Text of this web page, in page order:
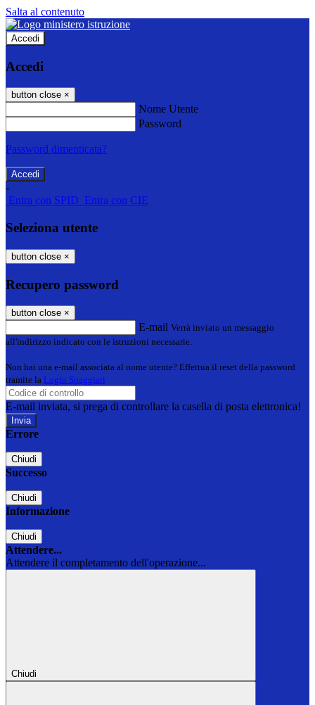
Salta al contenuto
Accedi
Accedi
button close ×
Nome Utente
Password
Password dimenticata?
-
Entra con SPID Entra con CIE
Seleziona utente
button close ×
Recupero password
button close ×
E-mail Verrà inviato un messaggio
all'indirizzo indicato con le istruzioni necessarie.
Non hai una e-mail associata al nome utente? Effettua il reset della password
tramite la Login Spaggiari
E-mail inviata, si prega di controllare la casella di posta elettronica!
Errore
Chiudi
Successo
Chiudi
Informazione
Chiudi
Attendere...
Attendere il completamento dell'operazione...
Chiudi